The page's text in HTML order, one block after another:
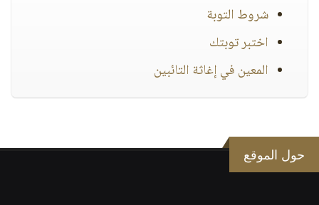
شروط التوبة
اختبر توبتك
المعين في إغاثة التائبين
حول الموقع